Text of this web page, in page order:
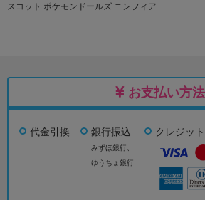
スコット ポケモンドールズ ニンフィア
お支払い方法
代金引換 銀行振込
みずほ銀行、
ゆうちょ銀行
クレジッ